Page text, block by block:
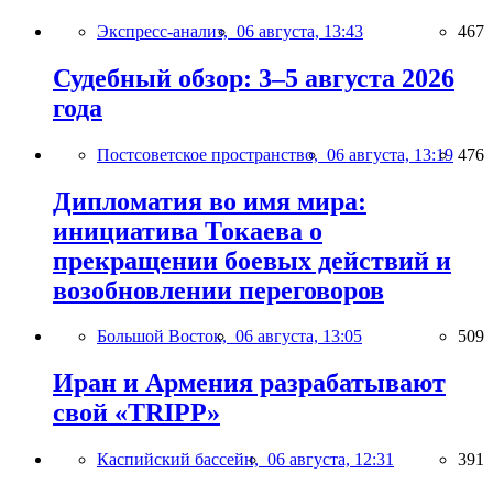
Экспресс-анализ, 06 августа, 13:43 467
Судебный обзор: 3–5 августа 2026
года
Постсоветское пространство, 06 августа, 13:19 476
Дипломатия во имя мира:
инициатива Токаева о
прекращении боевых действий и
возобновлении переговоров
Большой Восток, 06 августа, 13:05 509
Иран и Армения разрабатывают
свой «TRIPP»
Каспийский бассейн, 06 августа, 12:31 391